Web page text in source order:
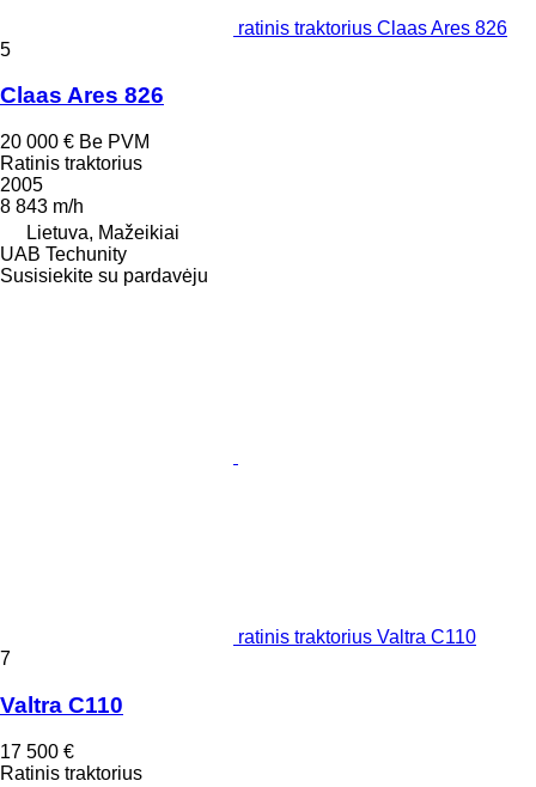
ratinis traktorius Claas Ares 826
5
Claas Ares 826
20 000 € Be PVM
Ratinis traktorius
2005
8 843 m/h
Lietuva, Mažeikiai
UAB Techunity
Susisiekite su pardavėju
ratinis traktorius Valtra C110
7
Valtra C110
17 500 €
Ratinis traktorius